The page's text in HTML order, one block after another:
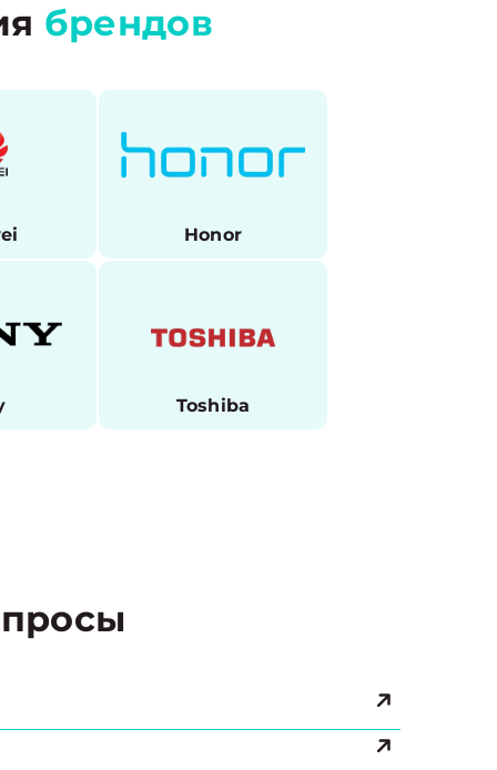
брендов
Honor
Toshiba